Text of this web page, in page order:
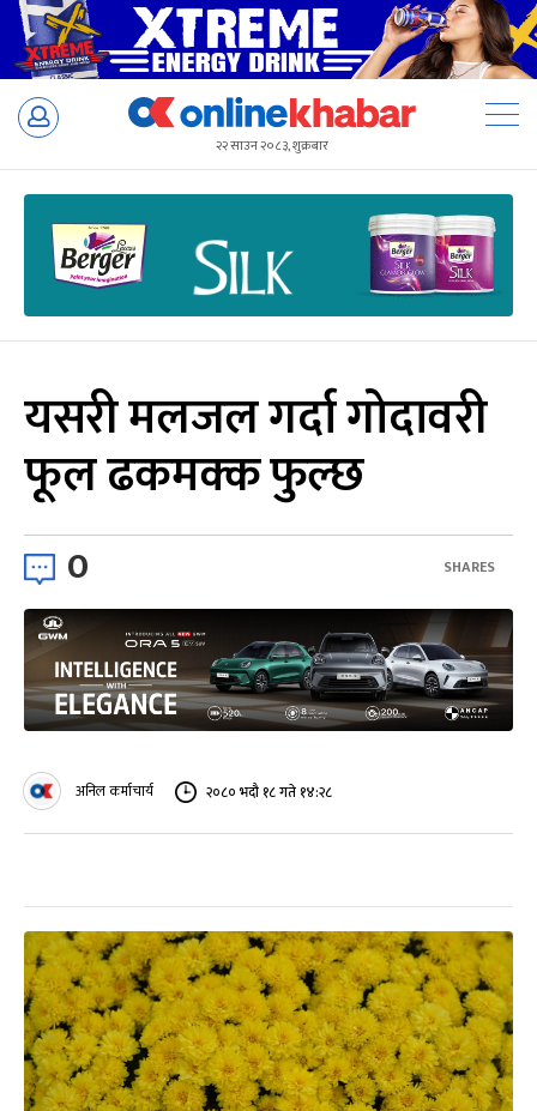
Skip
२२ साउन २०८३, शुक्रबार
यसरी मलजल गर्दा गोदावरी
फूल ढकमक्क फुल्छ
0 SHARES
अनिल कर्माचार्य २०८० भदौ १८ गते १४:२८